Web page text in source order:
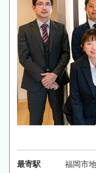
最寄駅 福岡市